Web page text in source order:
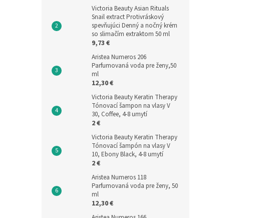
Victoria Beauty Asian Rituals
Snail extract Protivráskový
spevňujúci Denný a nočný krém
so slimačím extraktom 50 ml
9,73 €
Aristea Numeros 206
Parfumovaná voda pre ženy,50
ml
12,30 €
Victoria Beauty Keratin Therapy
Tónovací šampon na vlasy V
30, Coffee, 4-8 umytí
2 €
Victoria Beauty Keratin Therapy
Tónovací šampón na vlasy V
10, Ebony Black, 4-8 umytí
2 €
Aristea Numeros 118
Parfumovaná voda pre ženy, 50
ml
12,30 €